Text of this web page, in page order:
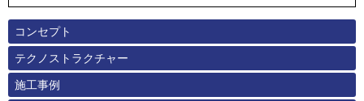
コンセプト
テクノストラクチャー
施工事例